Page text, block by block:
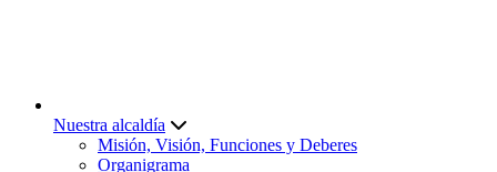
Nuestra alcaldía
Misión, Visión, Funciones y Deberes
Organigrama